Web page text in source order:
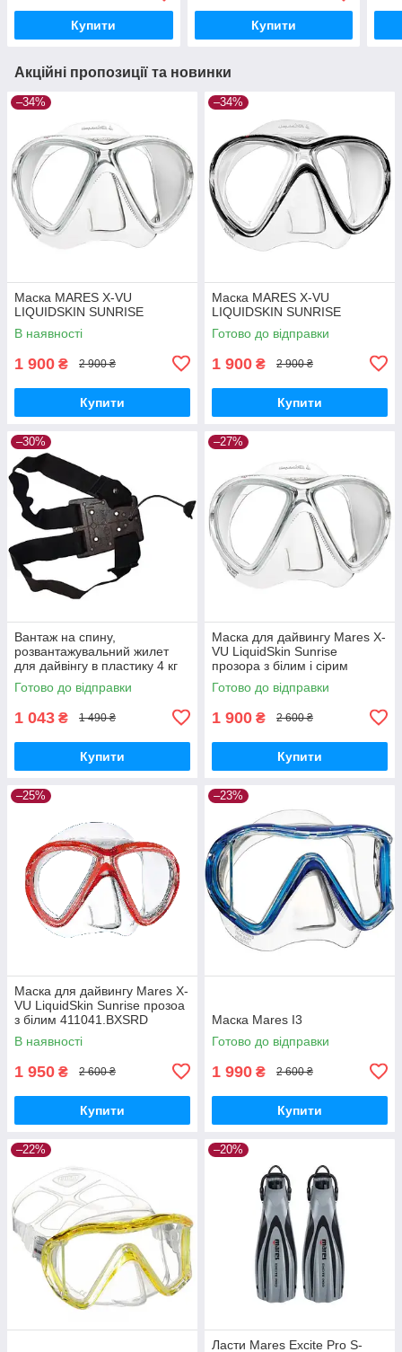
Купити Купити
Акційні пропозиції та новинки
–34%
Маска MARES X-VU
LIQUIDSKIN SUNRISE
В наявності
1 900 ₴ 2 900 ₴
Купити
–34%
Маска MARES X-VU
LIQUIDSKIN SUNRISE
Готово до відправки
1 900 ₴ 2 900 ₴
Купити
–30%
Вантаж на спину,
розвантажувальний жилет
для дайвінгу в пластику 4 кг
М0100
Готово до відправки
1 043 ₴ 1 490 ₴
Купити
–27%
Маска для дайвингу Mares X-
VU LiquidSkin Sunrise
прозора з білим і сірим
411041.BXSWHWH
Готово до відправки
1 900 ₴ 2 600 ₴
Купити
–25%
Маска для дайвингу Mares X-
VU LiquidSkin Sunrise прозоа
з білим 411041.BXSRD
В наявності
1 950 ₴ 2 600 ₴
Купити
–23%
Маска Mares I3
Готово до відправки
1 990 ₴ 2 600 ₴
Купити
–22% –20%
Ласти Mares Excite Pro S-